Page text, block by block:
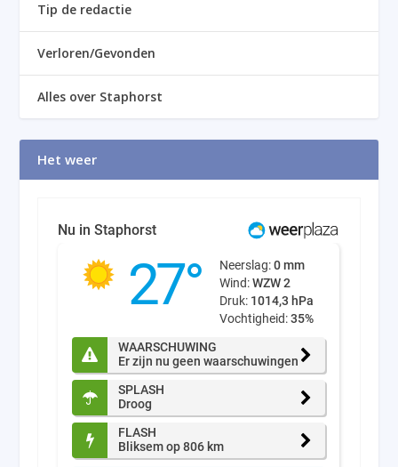
Tip de redactie
Verloren/Gevonden
Alles over Staphorst
Het weer